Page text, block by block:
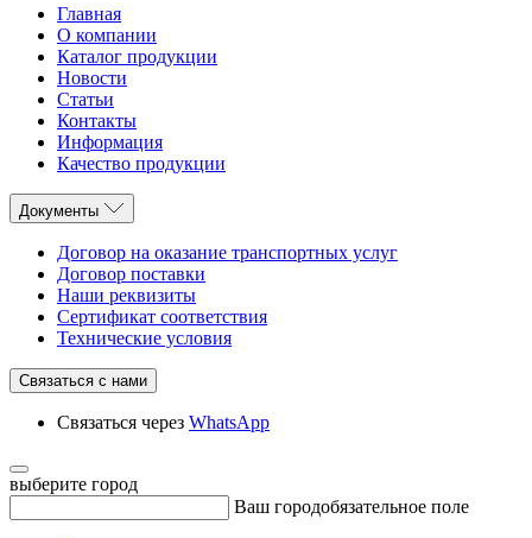
Главная
О компании
Каталог продукции
Новости
Статьи
Контакты
Информация
Качество продукции
Документы
Договор на оказание транспортных услуг
Договор поставки
Наши реквизиты
Сертификат соответствия
Технические условия
Связаться с нами
Связаться через WhatsApp
выберите город
Ваш городобязательное поле